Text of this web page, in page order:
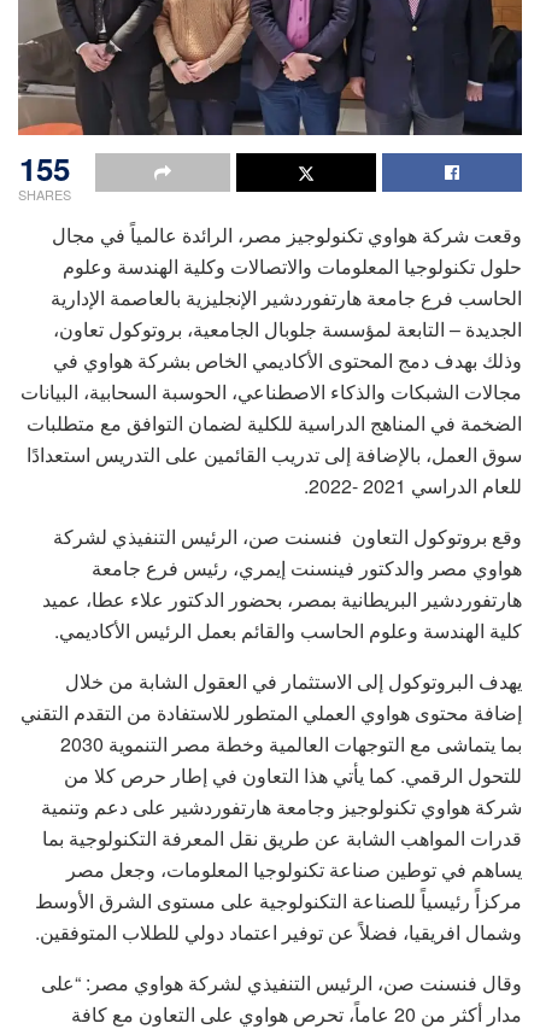
155
SHARES
وقعت شركة هواوي تكنولوجيز مصر، الرائدة عالمياً في مجال
حلول تكنولوجيا المعلومات والاتصالات وكلية الهندسة وعلوم
الحاسب فرع جامعة هارتفوردشير الإنجليزية بالعاصمة الإدارية
الجديدة – التابعة لمؤسسة جلوبال الجامعية، بروتوكول تعاون،
وذلك بهدف دمج المحتوى الأكاديمي الخاص بشركة هواوي في
مجالات الشبكات والذكاء الاصطناعي، الحوسبة السحابية، البيانات
الضخمة في المناهج الدراسية للكلية لضمان التوافق مع متطلبات
سوق العمل، بالإضافة إلى تدريب القائمين على التدريس استعدادًا
للعام الدراسي 2021 -2022.
وقع بروتوكول التعاون فنسنت صن، الرئيس التنفيذي لشركة
هواوي مصر والدكتور فينسنت إيمري، رئيس فرع جامعة
هارتفوردشير البريطانية بمصر، بحضور الدكتور علاء عطا، عميد
كلية الهندسة وعلوم الحاسب والقائم بعمل الرئيس الأكاديمي.
يهدف البروتوكول إلى الاستثمار في العقول الشابة من خلال
إضافة محتوى هواوي العملي المتطور للاستفادة من التقدم التقني
بما يتماشى مع التوجهات العالمية وخطة مصر التنموية 2030
للتحول الرقمي. كما يأتي هذا التعاون في إطار حرص كلا من
شركة هواوي تكنولوجيز وجامعة هارتفوردشير على دعم وتنمية
قدرات المواهب الشابة عن طريق نقل المعرفة التكنولوجية بما
يساهم في توطين صناعة تكنولوجيا المعلومات، وجعل مصر
مركزاً رئيسياً للصناعة التكنولوجية على مستوى الشرق الأوسط
وشمال افريقيا، فضلاً عن توفير اعتماد دولي للطلاب المتوفقين.
وقال فنسنت صن، الرئيس التنفيذي لشركة هواوي مصر: “على
مدار أكثر من 20 عاماً، تحرص هواوي على التعاون مع كافة